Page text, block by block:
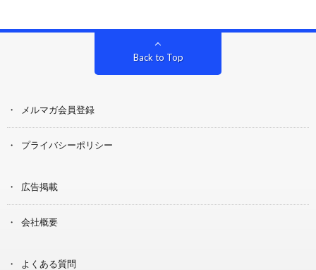
Back to Top
メルマガ会員登録
プライバシーポリシー
広告掲載
会社概要
よくある質問